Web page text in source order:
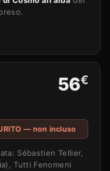
56€
— non incluso
Sébastien Tellier,
Tutti Fenomeni